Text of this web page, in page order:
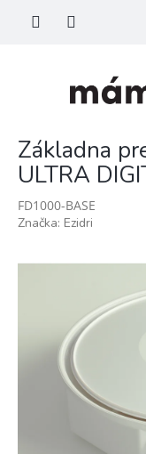
Základna
ULTRA
FD1000-BASE
Značka: Ezidri